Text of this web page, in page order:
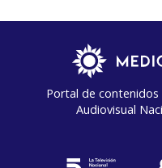
Portal de contenidos
Audiovisual